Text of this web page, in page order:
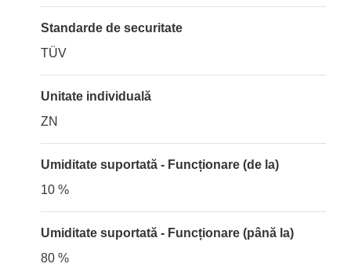
Standarde de securitate
TÜV
Unitate individuală
ZN
Umiditate suportată - Funcționare (de la)
10 %
Umiditate suportată - Funcționare (până la)
80 %